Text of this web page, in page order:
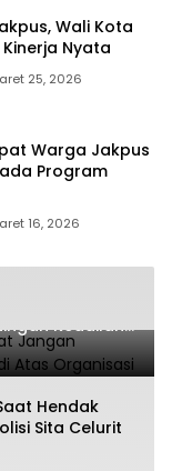
Wali Kota
Nyata
25, 2026
Warga Jakpus
Program
16, 2026
Advokat
Keadilan
Hendak
Sita Celurit